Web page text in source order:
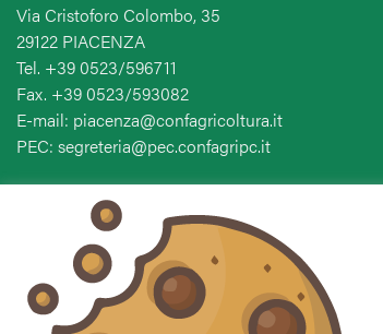
Via Cristoforo Colombo, 35
29122 PIACENZA
Tel. +39 0523/596711
Fax. +39 0523/593082
E-mail: piacenza@confagricoltura.it
PEC: segreteria@pec.confagripc.it
Seguici sui social